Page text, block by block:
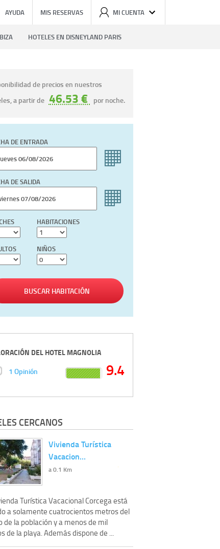
AYUDA MIS RESERVAS MI CUENTA
HOTELES EN DISNEYLAND PARIS
de precios en nuestros
a partir de 46.53 € por noche.
DE ENTRADA
DE SALIDA
HABITACIONES
NIÑOS
BUSCAR HABITACIÓN
DELHOTEL MAGNOLIA
1 Opinión 9.4
CERCANOS
Vivienda Turística
Vacacion…
a 0.1 Km
Turística Vacacional Corcega está
a solamente cuatrocientos metros del
de la población y a menos de mil
de la playa. Además dispone de ...